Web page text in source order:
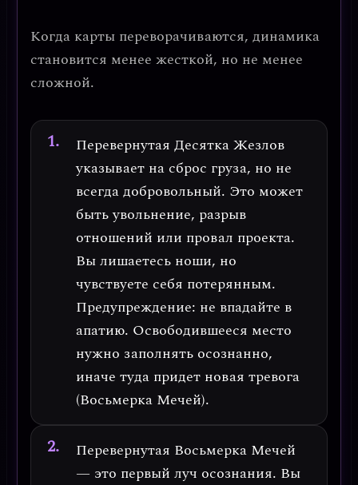
Когда карты переворачиваются, динамика
становится менее жесткой, но не менее
сложной.
Перевернутая Десятка Жезлов
указывает на сброс груза, но не
всегда добровольный. Это может
быть увольнение, разрыв
отношений или провал проекта.
Вы лишаетесь ноши, но
чувствуете себя потерянным.
Предупреждение: не впадайте в
апатию. Освободившееся место
нужно заполнять осознанно,
иначе туда придет новая тревога
(Восьмерка Мечей).
Перевернутая Восьмерка Мечей
— это первый луч осознания. Вы